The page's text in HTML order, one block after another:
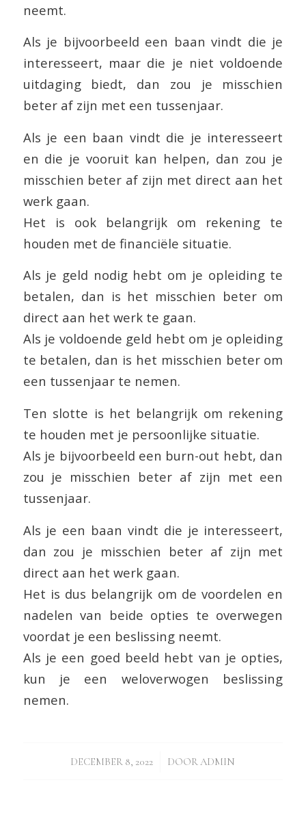
neemt.
Als je bijvoorbeeld een baan vindt die je
interesseert, maar die je niet voldoende
uitdaging biedt, dan zou je misschien
beter af zijn met een tussenjaar.
Als je een baan vindt die je interesseert
en die je vooruit kan helpen, dan zou je
misschien beter af zijn met direct aan het
werk gaan.
Het is ook belangrijk om rekening te
houden met de financiële situatie.
Als je geld nodig hebt om je opleiding te
betalen, dan is het misschien beter om
direct aan het werk te gaan.
Als je voldoende geld hebt om je opleiding
te betalen, dan is het misschien beter om
een tussenjaar te nemen.
Ten slotte is het belangrijk om rekening
te houden met je persoonlijke situatie.
Als je bijvoorbeeld een burn-out hebt, dan
zou je misschien beter af zijn met een
tussenjaar.
Als je een baan vindt die je interesseert,
dan zou je misschien beter af zijn met
direct aan het werk gaan.
Het is dus belangrijk om de voordelen en
nadelen van beide opties te overwegen
voordat je een beslissing neemt.
Als je een goed beeld hebt van je opties,
kun je een weloverwogen beslissing
nemen.
DECEMBER 8, 2022
/ DOORADMIN